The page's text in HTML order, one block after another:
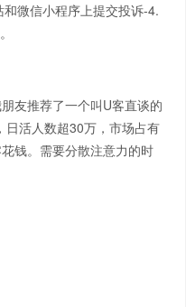
微信小程序上提交投诉-4.
友推荐了一个叫U客直谈的
日活人数超30万，市场占有
钱。需要分散注意力的时